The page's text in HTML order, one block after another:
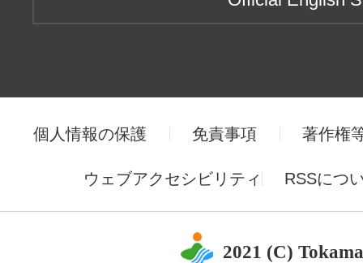
個人情報の保護 免責事項 著作権
ウェブアクセシビリティ RSSにつ
2021 (C)